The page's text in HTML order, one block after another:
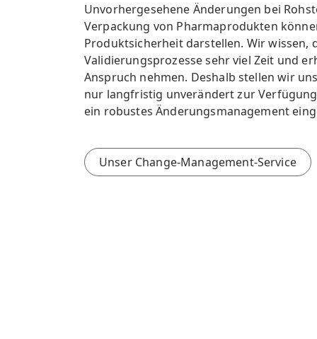
Unvorhergesehene Änderungen bei
Verpackung von Pharmaprodukten
Produktsicherheit darstellen. Wir wissen,
Validierungsprozesse sehr viel Zeit und
Anspruch nehmen. Deshalb stellen wir
nur langfristig unverändert zur
ein robustes Änderungsmanagement
Unser Change-Management-Service